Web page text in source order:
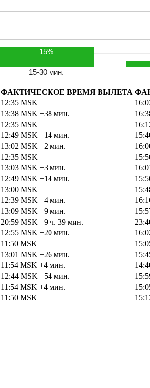
15-30 мин.
15%
ФАКТИЧЕСКОЕ ВРЕМЯ ВЫЛЕТА
12:35 MSK
13:38 MSK +38 мин.
12:35 MSK
12:49 MSK +14 мин.
13:02 MSK +2 мин.
12:35 MSK
13:03 MSK +3 мин.
12:49 MSK +14 мин.
13:00 MSK
12:39 MSK +4 мин.
13:09 MSK +9 мин.
20:59 MSK +9 ч. 39 мин.
12:55 MSK +20 мин.
11:50 MSK
13:01 MSK +26 мин.
11:54 MSK +4 мин.
12:44 MSK +54 мин.
11:54 MSK +4 мин.
11:50 MSK